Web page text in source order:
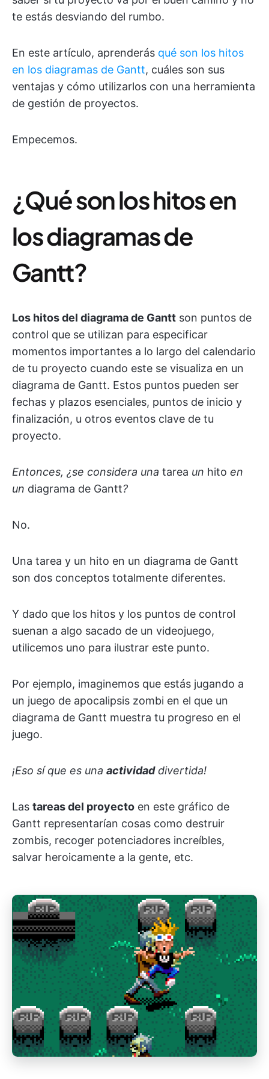
te estás desviando del rumbo.
En este artículo, aprenderás qué son los hitos
en los diagramas de Gantt, cuáles son sus
ventajas y cómo utilizarlos con una herramienta
de gestión de proyectos.
Empecemos.
¿Qué son los hitos en
los diagramas de
Gantt?
Los hitos del diagrama de Gantt son puntos de
control que se utilizan para especificar
momentos importantes a lo largo del calendario
de tu proyecto cuando este se visualiza en un
diagrama de Gantt. Estos puntos pueden ser
fechas y plazos esenciales, puntos de inicio y
finalización, u otros eventos clave de tu
proyecto.
Entonces, ¿se considera una tarea un hito en
un diagrama de Gantt?
No.
Una tarea y un hito en un diagrama de Gantt
son dos conceptos totalmente diferentes.
Y dado que los hitos y los puntos de control
suenan a algo sacado de un videojuego,
utilicemos uno para ilustrar este punto.
Por ejemplo, imaginemos que estás jugando a
un juego de apocalipsis zombi en el que un
diagrama de Gantt muestra tu progreso en el
juego.
¡Eso sí que es una actividaddivertida!
Las tareas del proyecto en este gráfico de
Gantt representarían cosas como destruir
zombis, recoger potenciadores increíbles,
salvar heroicamente a la gente, etc.